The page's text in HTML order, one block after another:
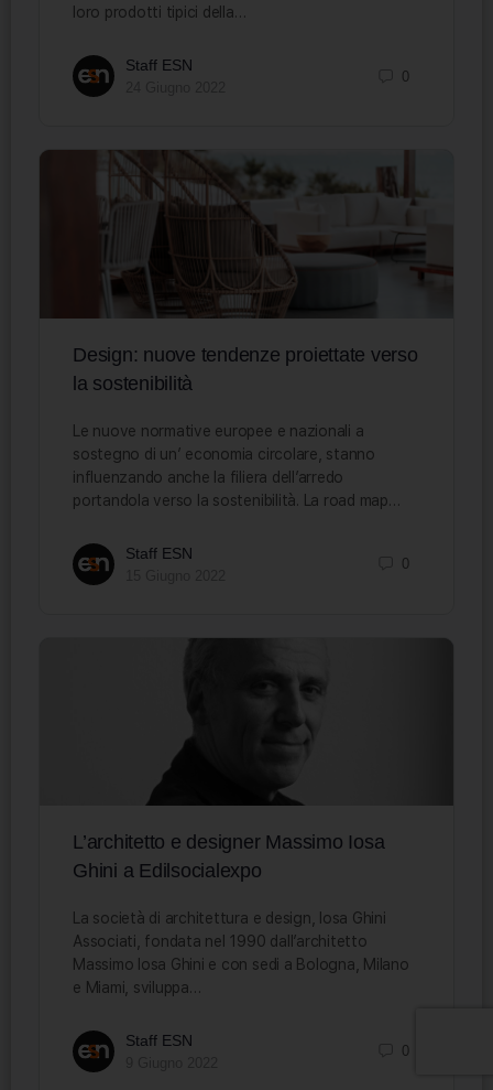
loro prodotti tipici della…
Staff ESN
0
Design: nuove tendenze proiettate verso
la sostenibilità
Le nuove normative europee e nazionali a
sostegno di un’ economia circolare, stanno
influenzando anche la filiera dell’arredo
portandola verso la sostenibilità. La road map…
Staff ESN
0
L’architetto e designer Massimo Iosa
Ghini a Edilsocialexpo
La società di architettura e design, Iosa Ghini
Associati, fondata nel 1990 dall’architetto
Massimo Iosa Ghini e con sedi a Bologna, Milano
e Miami, sviluppa…
Staff ESN
0